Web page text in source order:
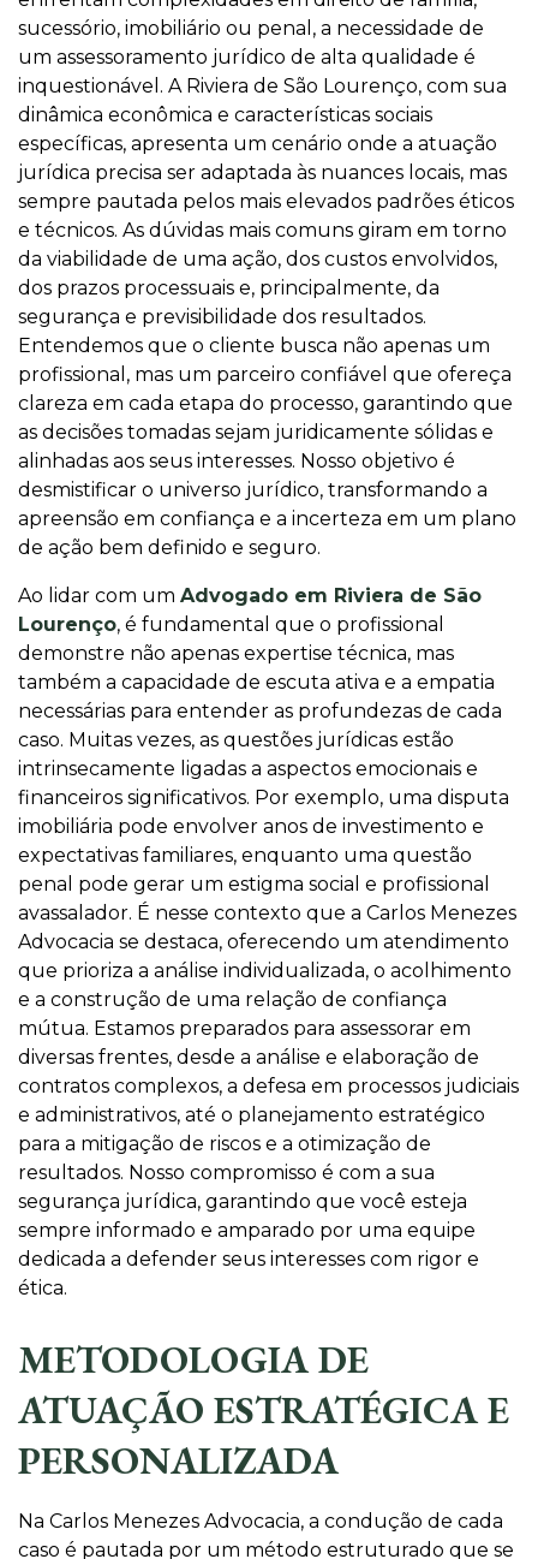
sucessório, imobiliário ou penal, a necessidade de
um assessoramento jurídico de alta qualidade é
inquestionável. A Riviera de São Lourenço, com sua
dinâmica econômica e características sociais
específicas, apresenta um cenário onde a atuação
jurídica precisa ser adaptada às nuances locais, mas
sempre pautada pelos mais elevados padrões éticos
e técnicos. As dúvidas mais comuns giram em torno
da viabilidade de uma ação, dos custos envolvidos,
dos prazos processuais e, principalmente, da
segurança e previsibilidade dos resultados.
Entendemos que o cliente busca não apenas um
profissional, mas um parceiro confiável que ofereça
clareza em cada etapa do processo, garantindo que
as decisões tomadas sejam juridicamente sólidas e
alinhadas aos seus interesses. Nosso objetivo é
desmistificar o universo jurídico, transformando a
apreensão em confiança e a incerteza em um plano
de ação bem definido e seguro.
Ao lidar com um Advogado em Riviera de São
Lourenço, é fundamental que o profissional
demonstre não apenas expertise técnica, mas
também a capacidade de escuta ativa e a empatia
necessárias para entender as profundezas de cada
caso. Muitas vezes, as questões jurídicas estão
intrinsecamente ligadas a aspectos emocionais e
financeiros significativos. Por exemplo, uma disputa
imobiliária pode envolver anos de investimento e
expectativas familiares, enquanto uma questão
penal pode gerar um estigma social e profissional
avassalador. É nesse contexto que a Carlos Menezes
Advocacia se destaca, oferecendo um atendimento
que prioriza a análise individualizada, o acolhimento
e a construção de uma relação de confiança
mútua. Estamos preparados para assessorar em
diversas frentes, desde a análise e elaboração de
contratos complexos, a defesa em processos judiciais
e administrativos, até o planejamento estratégico
para a mitigação de riscos e a otimização de
resultados. Nosso compromisso é com a sua
segurança jurídica, garantindo que você esteja
sempre informado e amparado por uma equipe
dedicada a defender seus interesses com rigor e
ética.
METODOLOGIA DE
ATUAÇÃO ESTRATÉGICA E
PERSONALIZADA
Na Carlos Menezes Advocacia, a condução de cada
caso é pautada por um método estruturado que se